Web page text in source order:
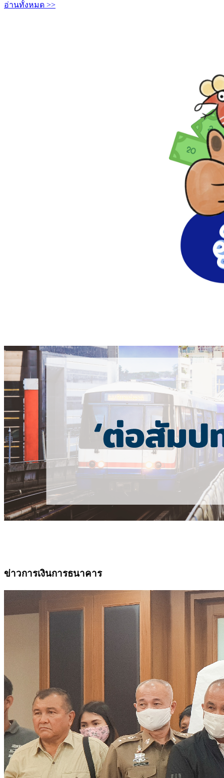
อ่านทั้งหมด >>
ข่าวการเงินการธนาคาร